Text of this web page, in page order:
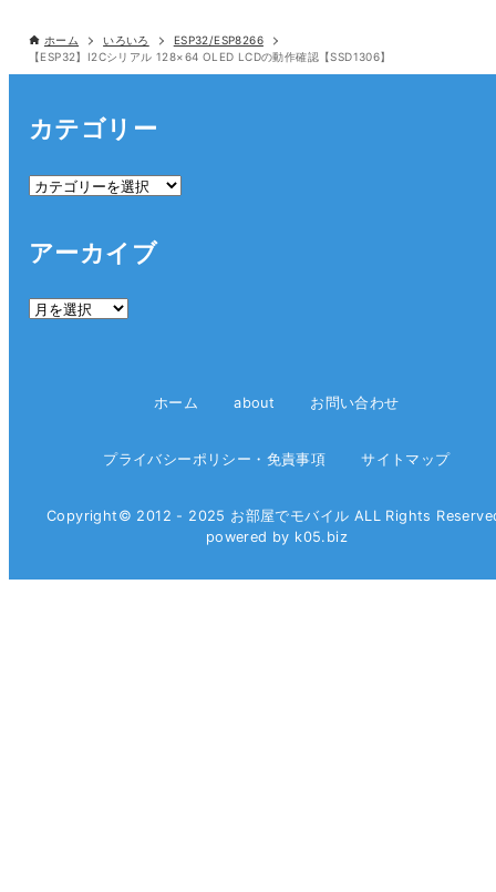
ホーム いろいろ
ESP32/ESP8266
【ESP32】I2Cシリアル 128×64 OLED LCDの動作確認【SSD1306】
カテゴリー
カ
リ
アーカイブ
ア
ホーム about お問い合わせ
プライバシーポリシー・免責事項 サイトマップ
Copyright© 2012 - 2025 お部屋でモバイル ALL Rights
powered by k05.biz